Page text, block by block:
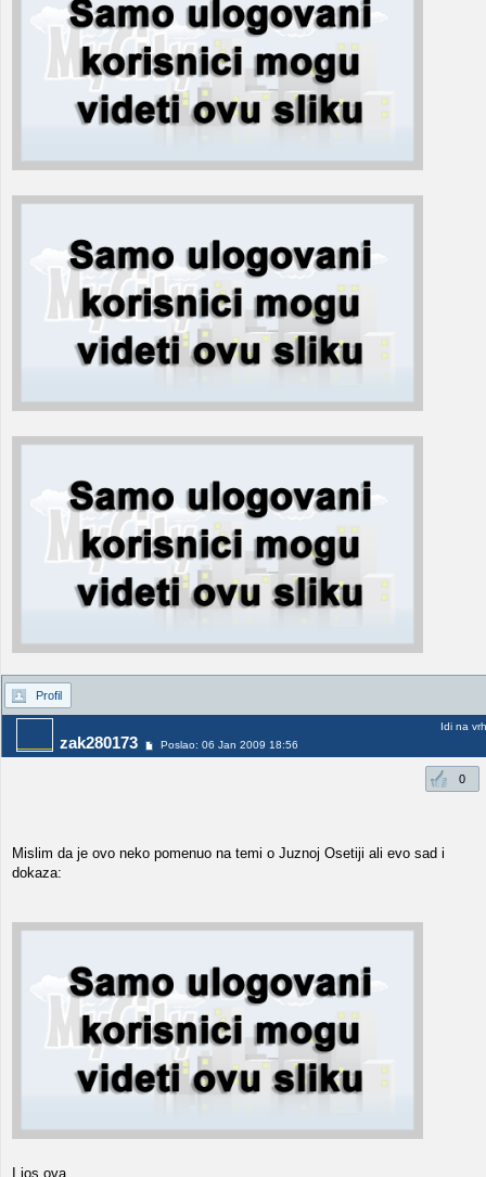
Profil
zak280173 Poslao: 06 Jan 2009 18:56
Idi na vrh
0
Mislim da je ovo neko pomenuo na temi o Juznoj Osetiji ali evo sad i
dokaza:
I jos ova...